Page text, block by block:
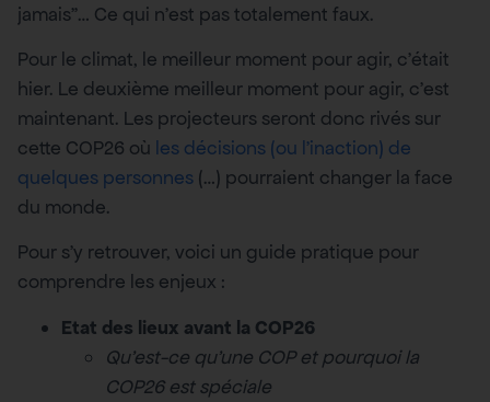
jamais”… Ce qui n’est pas totalement faux.
Pour le climat, le meilleur moment pour agir, c’était
hier. Le deuxième meilleur moment pour agir, c’est
maintenant. Les projecteurs seront donc rivés sur
cette COP26 où les décisions (ou l’inaction) de
quelques personnes (…) pourraient changer la face
du monde.
Pour s’y retrouver, voici un guide pratique pour
comprendre les enjeux :
Etat des lieux avant la COP26
Qu’est-ce qu’une COP et pourquoi la
COP26 est spéciale